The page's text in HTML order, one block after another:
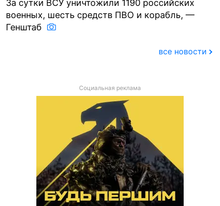
За сутки ВСУ уничтожили 1190 российских
военных, шесть средств ПВО и корабль, —
Генштаб
все новости
Социальная реклама